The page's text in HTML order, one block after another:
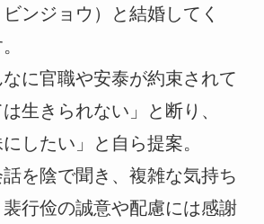
ンジョウ）と結婚してく
に官職や安泰が約束されて
生きられない」と断り、
したい」と自ら提案。
を陰で聞き、複雑な気持ち
行俭の誠意や配慮には感謝